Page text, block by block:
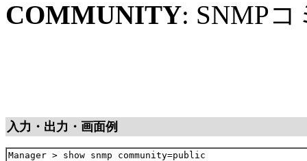
COMMUNITY: SNMP
入力・出力・画面例
Manager > show snmp community=public